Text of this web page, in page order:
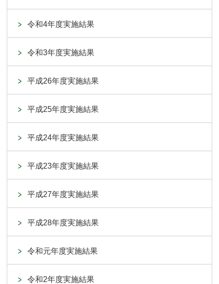
令和4年度実施結果
令和3年度実施結果
平成26年度実施結果
平成25年度実施結果
平成24年度実施結果
平成23年度実施結果
平成27年度実施結果
平成28年度実施結果
令和元年度実施結果
令和2年度実施結果